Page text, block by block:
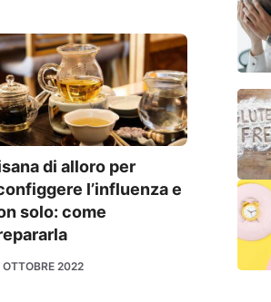
di alloro per
l’influenza e
solo: come
2022